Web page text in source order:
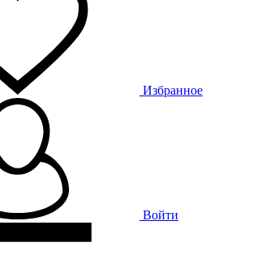
Избранное
Войти